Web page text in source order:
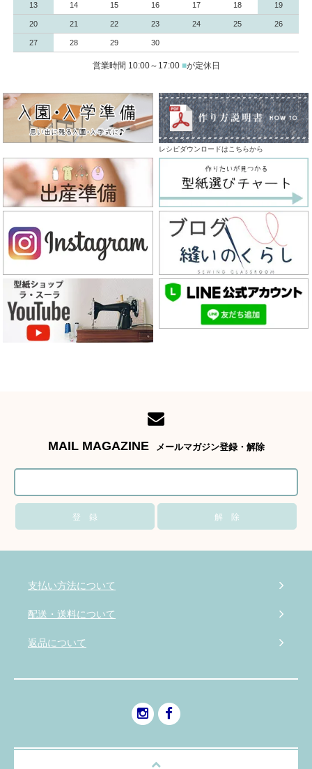
13 14 15 16 17 18 19
20 21 22 23 24 25 26
27 28 29 30
営業時間 10:00～17:00 ■が定休日
レシピダウンロードはこちらから
MAIL MAGAZINE メールマガジン登録・解除
支払い方法について
配送・送料について
返品について